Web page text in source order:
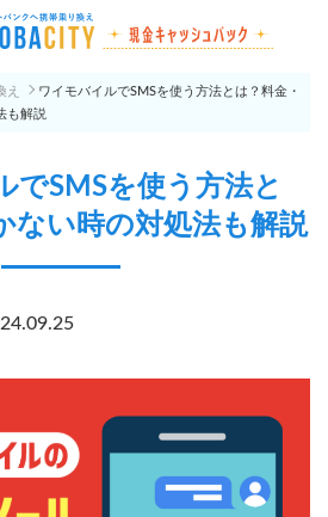
え
ワイモバイルでSMSを使う方法とは？料金・
も解説
でSMSを使う方法と
ない時の対処法も解説